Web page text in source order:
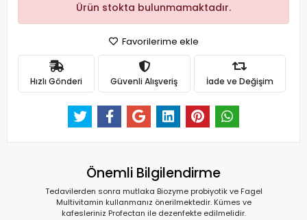
Ürün stokta bulunmamaktadır.
Favorilerime ekle
Hızlı Gönderi Güvenli Alışveriş İade ve Değişim
Önemli Bilgilendirme
Tedavilerden sonra mutlaka Biozyme probiyotik ve Fagel
Multivitamin kullanmanız önerilmektedir. Kümes ve
kafesleriniz Profectan ile dezenfekte edilmelidir.